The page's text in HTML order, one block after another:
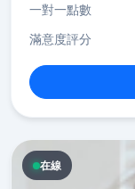
一對一點數
滿意度評分
在線